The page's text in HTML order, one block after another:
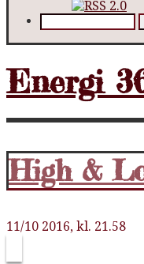
Energi
High &
11/10 2016, kl. 21.58